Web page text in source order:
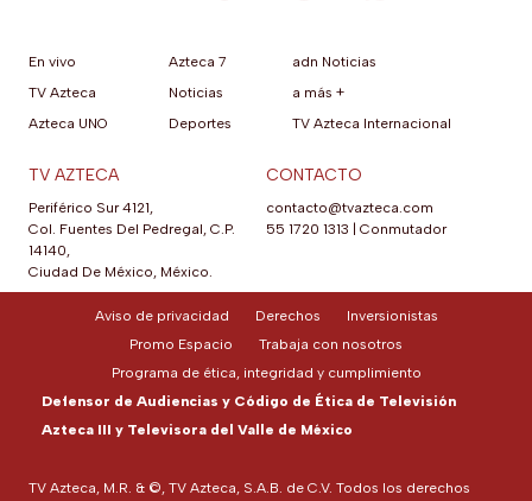
En vivo
TV Azteca
Azteca UNO
Azteca 7
Noticias
Deportes
adn Noticias
a más +
TV Azteca Internacional
TV AZTECA
Periférico Sur 4121,
Col. Fuentes Del Pedregal, C.P.
14140,
Ciudad De México, México.
CONTACTO
contacto@tvazteca.com
55 1720 1313
Conmutador
TV Azteca, M.R. & ©, TV Azteca, S.A.B. de C.V. Todos los derechos
Aviso de privacidad Derechos
Inversionistas
Promo Espacio
Trabaja con nosotros
Programa de ética, integridad y cumplimiento
Defensor de Audiencias y Código de Ética de Televisión
Azteca III y Televisora del Valle de México